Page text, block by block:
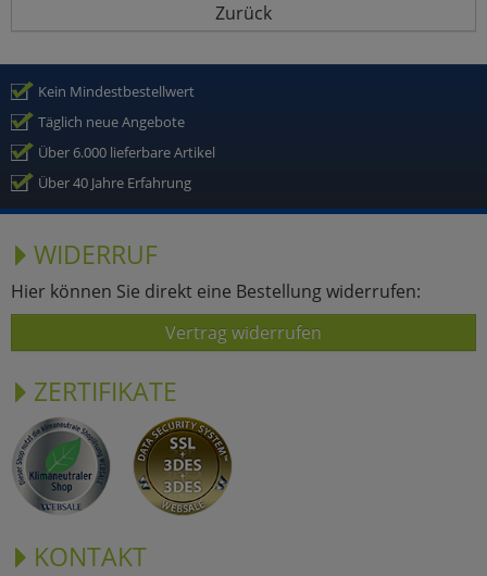
Zurück
Kein Mindestbestellwert
Täglich neue Angebote
Über 6.000 lieferbare Artikel
Über 40 Jahre Erfahrung
WIDERRUF
Hier können Sie direkt eine Bestellung widerrufen:
Vertrag widerrufen
ZERTIFIKATE
KONTAKT